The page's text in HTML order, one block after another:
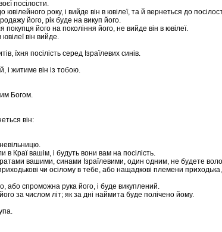
посілости.
року, і вийде він в ювілеї, та й вернеться до
його, рік буде на викуп його.
його на покоління його, не вийде він в ювілеї.
він вийде.
їхня посілість серед Ізраїлевих синів.
і житиме він із тобою.
Богом.
він:
Краї вашім, і будуть вони вам на посілість.
вашими, синами Ізраїлевими, один одним, не будете
чи осілому в тебе, або нащадкові племени приходька,
або спроможна рука його, і буде викуплений.
за числом літ; як за дні наймита буде полічено йому.